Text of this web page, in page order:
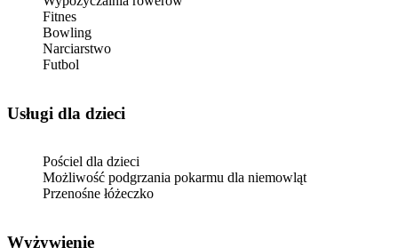
Fitnes
Bowling
Narciarstwo
Futbol
usługi dla dzieci
Pościel dla dzieci
Możliwość podgrzania pokarmu dla niemowląt
Przenośne łóżeczko
Wyżywienie